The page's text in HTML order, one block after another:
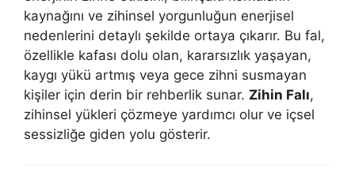
kaynağını ve zihinsel yorgunluğun enerjisel
nedenlerini detaylı şekilde ortaya çıkarır. Bu fal,
özellikle kafası dolu olan, kararsızlık yaşayan,
kaygı yükü artmış veya gece zihni susmayan
kişiler için derin bir rehberlik sunar. Zihin Falı,
zihinsel yükleri çözmeye yardımcı olur ve içsel
sessizliğe giden yolu gösterir.